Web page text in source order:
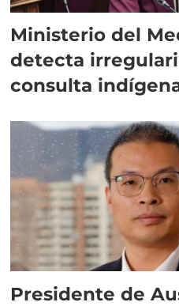
Ministerio del
detecta
consulta
Presidente de